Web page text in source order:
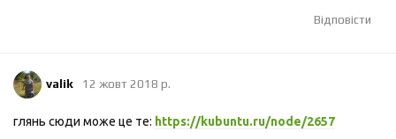
Відповісти
valik 12 жовт 2018 р.
глянь сюди може це те: https://kubuntu.ru/node/2657